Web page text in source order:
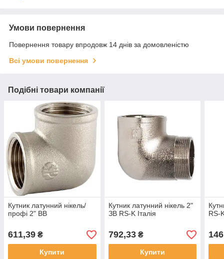
Умови повернення
Повернення товару впродовж 14 днів за домовленістю
Всі умови повернення
Подібні товари компанії
Кутник латунний нікель/
профі 2" ВВ
611,39 ₴
Купити
Кутник латунний нікель 2"
ЗВ RS-K Італія
792,33₴
Купити
RS-
146